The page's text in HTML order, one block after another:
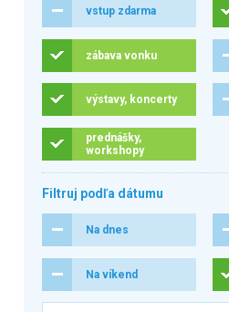
vstup zdarma
zábava vonku
výstavy, koncerty
prednášky,
workshopy
Filtruj podľa dátumu
Na dnes
Na víkend